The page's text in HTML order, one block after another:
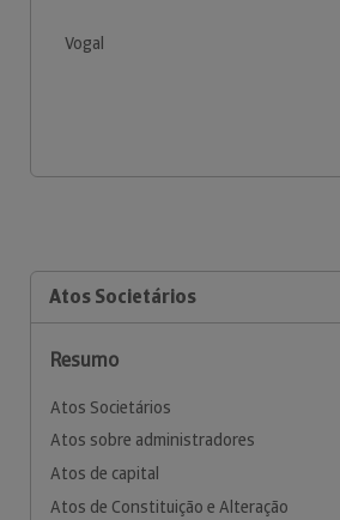
Vogal
Atos Societários
Resumo
Atos Societários
Atos sobre administradores
Atos de capital
Atos de Constituição e Alteração